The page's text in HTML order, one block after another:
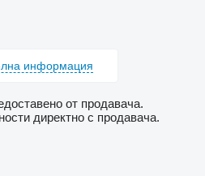
информация
от продавача.
директно с продавача.